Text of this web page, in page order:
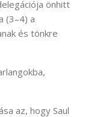
önhitt
(3–4) a
és tönkre
az, hogy Saul